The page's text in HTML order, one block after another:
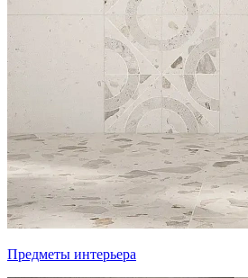
Предметы интерьера